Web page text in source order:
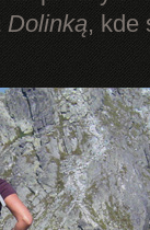
Dolinką, kde